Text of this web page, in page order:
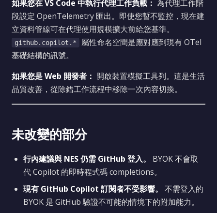
如果您在 VS Code 中執行代理工作負載： 為代理工作階
段設定 OpenTelemetry 匯出。即使您暫不監控，現在建
立資料管線可在代理使用規模擴大前給您基準。
github.copilot.*
屬性命名空間是應對應到現有 OTel
基礎結構的訊號。
如果您是 Web 開發者： 開啟裝置模擬工具列。這是生活
品質改善，從除錯工作流程中移除一次內容切換。
未改變的部分
行內建議與 NES 仍需 GitHub 登入。
BYOK 不會取
代 Copilot 的即時程式碼 completions。
現有 GitHub Copilot 訂閱者不受影響。
不需登入的
BYOK 是 GitHub 驗證不可能的情境下的附加能力。